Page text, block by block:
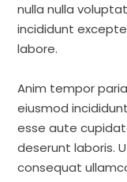
nulla nulla
incididunt
labore.
Anim tempor
eiusmod
esse aute
deserunt laboris.
consequat